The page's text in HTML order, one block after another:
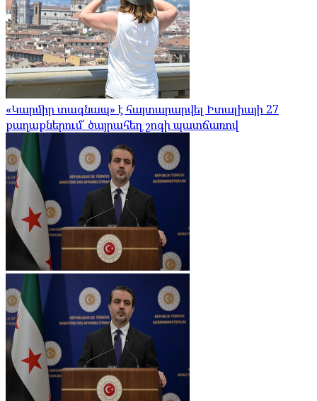
«Կարմիր տագնապ» է հայտարարվել Իտալիայի 27
քաղաքներում՝ ծայրահեղ շոգի պատճառով